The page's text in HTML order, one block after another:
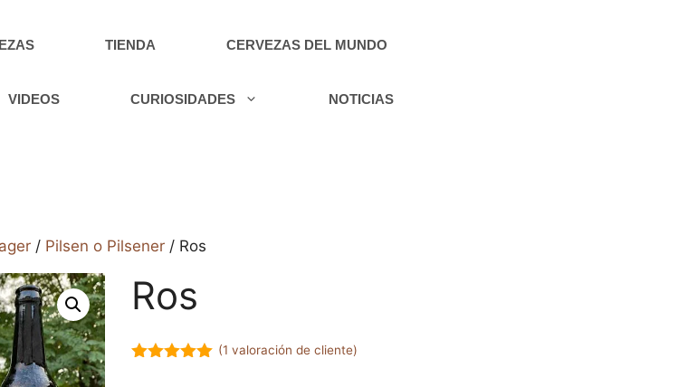
TIENDA CERVEZAS DEL MUNDO
VIDEOS CURIOSIDADES NOTICIAS
/ Pilsen o Pilsener/ Ros
Ros
(1 valoración de cliente)